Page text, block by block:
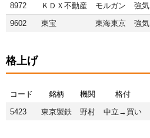
8972
ＫＤＸ不動産 モルガン 強気
9602
東宝 東海東京 強気
格上げ
コード 銘柄 機関 格付
5423
東京製鉄 野村 中立→買い